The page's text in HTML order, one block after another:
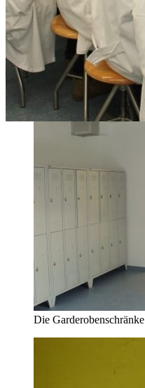
Die Garderobenschränke